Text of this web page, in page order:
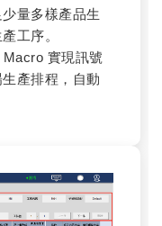
量多樣產品生
工序。
實現訊號
產排程，自動